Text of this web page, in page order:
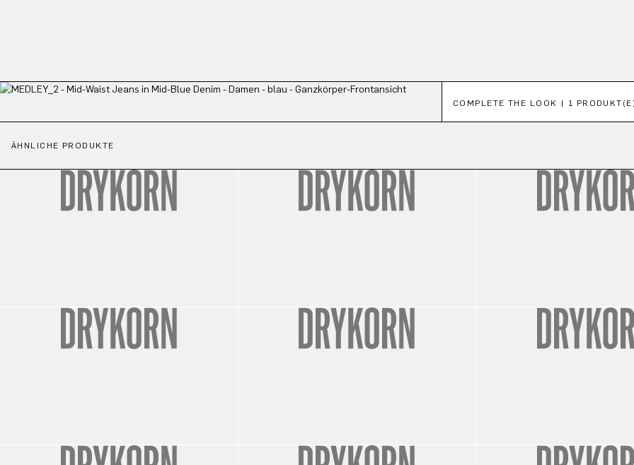
COMPLETE THE LOOK | 1
ÄHNLICHE PRODUKTE